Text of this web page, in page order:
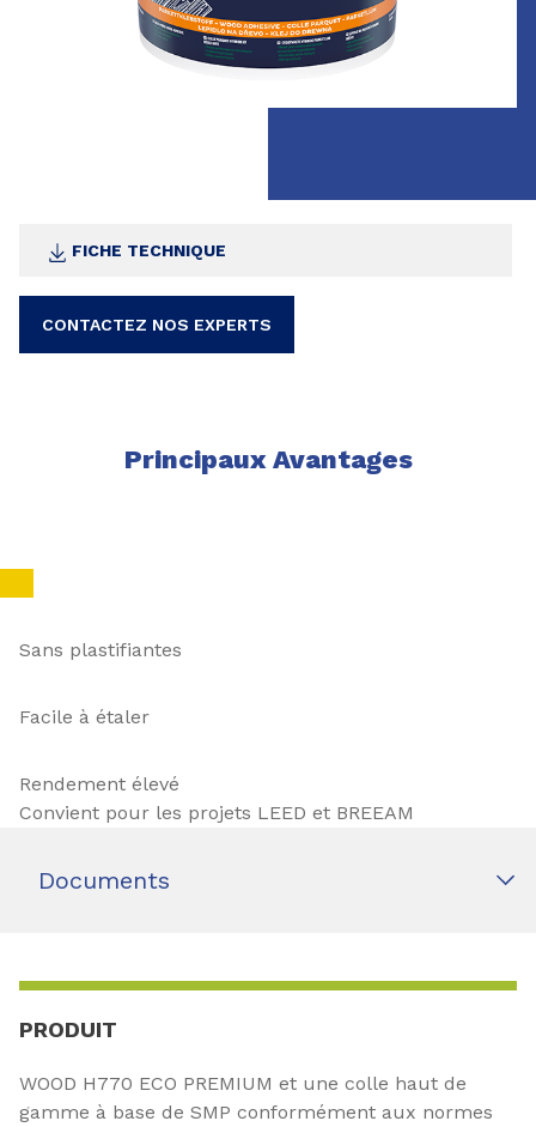
FICHE TECHNIQUE
CONTACTEZ NOS EXPERTS
Principaux Avantages
Sans plastifiantes
Facile à étaler
Rendement élevé
Convient pour les projets LEED et BREEAM
Documents
PRODUIT
WOOD H770 ECO PREMIUM et une colle haut de
gamme à base de SMP conformément aux normes